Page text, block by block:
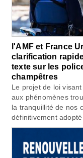
l'AMF et France
clarification
texte sur les
champêtres
Le projet de loi
aux phénomènes
la tranquillité de nos
définitivement